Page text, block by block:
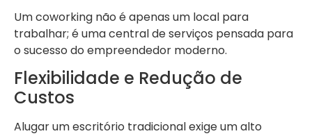
Um coworking não é apenas um local para
trabalhar; é uma central de serviços pensada para
o sucesso do empreendedor moderno.
Flexibilidade e Redução de
Custos
Alugar um escritório tradicional exige um alto